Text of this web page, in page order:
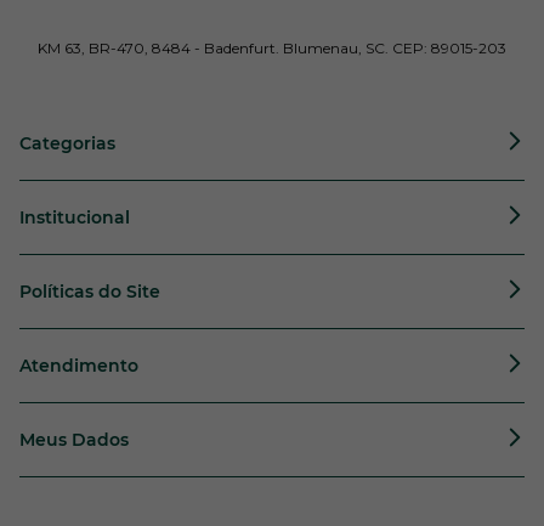
KM 63, BR-470, 8484 - Badenfurt. Blumenau, SC. CEP: 89015-203
Categorias
Institucional
Políticas do Site
Atendimento
Meus Dados